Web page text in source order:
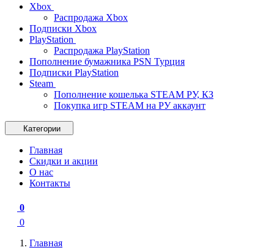
Xbox
Распродажа Xbox
Подписки Xbox
PlayStation
Распродажа PlayStation
Пополнение бумажника PSN Турция
Подписки PlayStation
Steam
Пополнение кошелька STEAM РУ, КЗ
Покупка игр STEAM на РУ аккаунт
Категории
Главная
Скидки и акции
О нас
Контакты
0
0
Главная